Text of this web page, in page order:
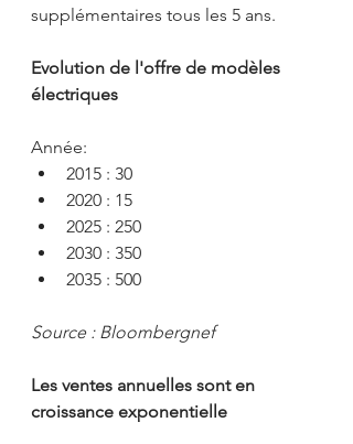
supplémentaires tous les 5 ans.
Evolution de l'offre de modèles
électriques
Année:
2015 : 30
2020 : 15
2025 : 250
2030 : 350
2035 : 500
Source : Bloombergnef
Les ventes annuelles sont en
croissance exponentielle